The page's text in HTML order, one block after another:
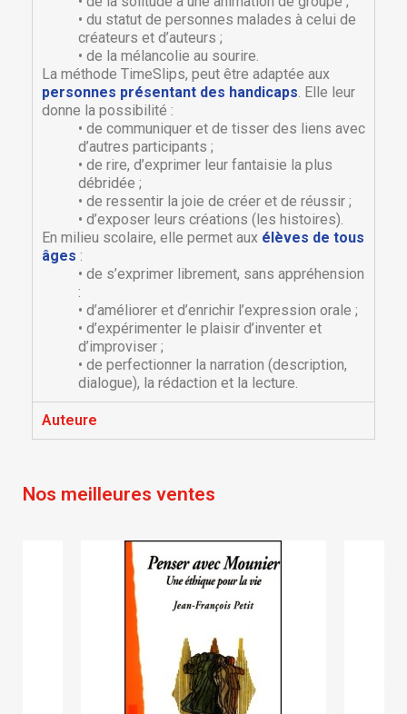
Ajouter à ma liste d'envies
Créer une nouvelle liste
Créer une liste d'envies ×
Nom de la liste d'envies
Annuler
Connexion ×
Vous devez être connecté pour ajouter des produits
à votre liste d'envies.
• du statut de personnes malades à celui de
créateurs et d’auteurs ;
• de la mélancolie au sourire.
La méthode TimeSlips, peut être adaptée aux
personnes présentant des handicaps. Elle leur
donne la possibilité :
• de communiquer et de tisser des liens avec
d’autres participants ;
• de rire, d’exprimer leur fantaisie la plus
débridée ;
• de ressentir la joie de créer et de réussir ;
• d’exposer leurs créations (les histoires).
En milieu scolaire, elle permet aux élèves de tous
âges :
• de s’exprimer librement, sans appréhension
:
• d’améliorer et d’enrichir l’expression orale ;
• d’expérimenter le plaisir d’inventer et
d’improviser ;
• de perfectionner la narration (description,
dialogue), la rédaction et la lecture.
Auteure
Nos meilleures ventes